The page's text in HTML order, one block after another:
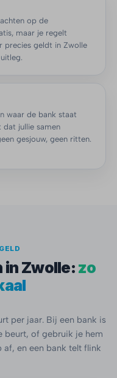
op de
maar je regelt
precies geldt in Zwolle
waar de bank staat
jullie samen
gesjouw, geen ritten.
in Zwolle: zo
per jaar. Bij een bank is
beurt, of gebruik je hem
af, en een bank telt flink